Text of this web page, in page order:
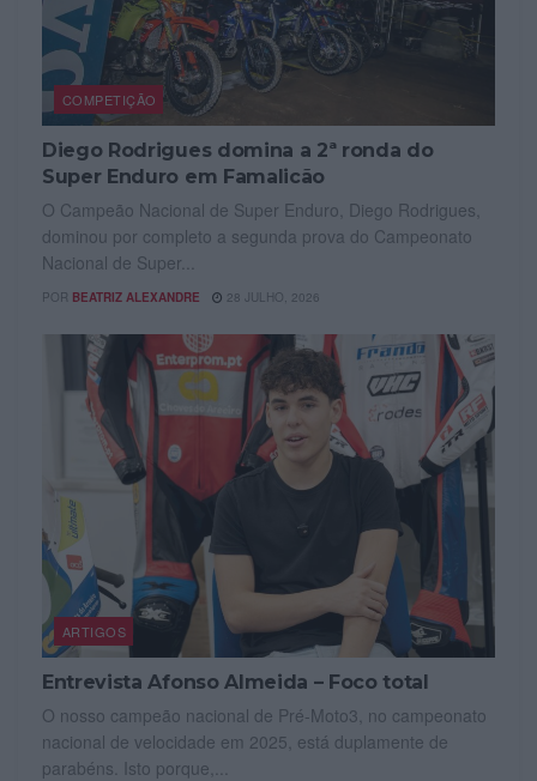
COMPETIÇÃO
Diego Rodrigues domina a 2ª ronda do
Super Enduro em Famalicão
O Campeão Nacional de Super Enduro, Diego Rodrigues,
dominou por completo a segunda prova do Campeonato
Nacional de Super...
POR BEATRIZ ALEXANDRE 28 JULHO, 2026
ARTIGOS
Entrevista Afonso Almeida – Foco total
O nosso campeão nacional de Pré-Moto3, no campeonato
nacional de velocidade em 2025, está duplamente de
parabéns. Isto porque,...